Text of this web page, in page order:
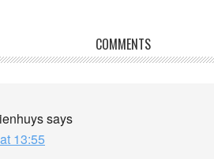
COMMENTS
says
13:55